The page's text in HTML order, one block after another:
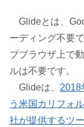
Glideとは、
ーディング不要
ブブラウザ上で
ルは不要です。
Glideは、 2018
う米国カリフォ
社が提供するツ